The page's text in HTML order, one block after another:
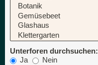
Unterforen durchsuchen:
Ja
Nein